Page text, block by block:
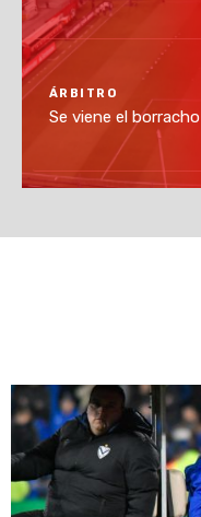
ÁRBITRO
Se viene el borracho